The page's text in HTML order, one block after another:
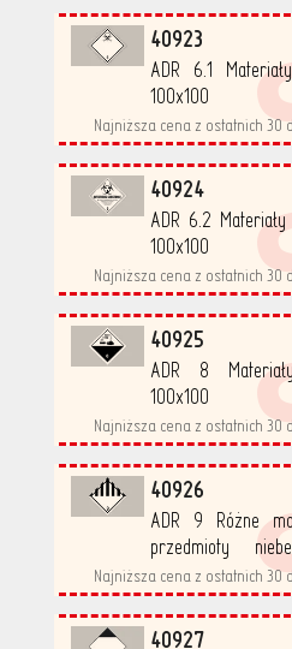
40923
ADR 6.1
100x100
500/rolka
Najniższa cena z ostatnich 30
40924
ADR 6.2 Materiały
100x100
500/rolka
Najniższa cena z ostatnich 30
40925
ADR 8
100x100
500/rolka
Najniższa cena z ostatnich 30
40926
ADR 9 Różne
przedmioty
100x100
500/rolka
Najniższa cena z ostatnich 30
40927